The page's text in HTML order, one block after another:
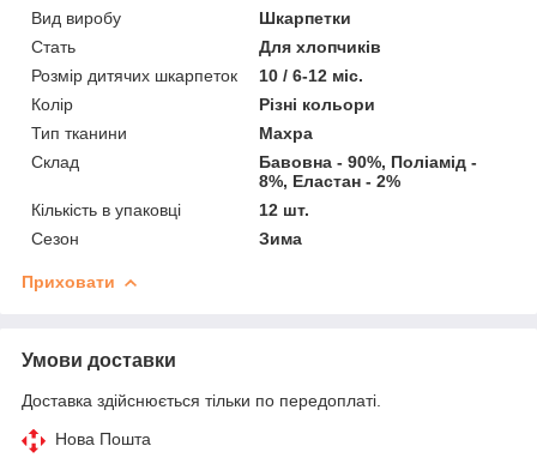
Вид виробу
Шкарпетки
Стать
Для хлопчиків
Розмір дитячих шкарпеток
10 / 6-12 міс.
Колір
Різні кольори
Тип тканини
Махра
Склад
Бавовна - 90%, Поліамід -
8%, Еластан - 2%
Кількість в упаковці
12 шт.
Сезон
Зима
Приховати
Умови доставки
Доставка здійснюється тільки по передоплаті.
Нова Пошта